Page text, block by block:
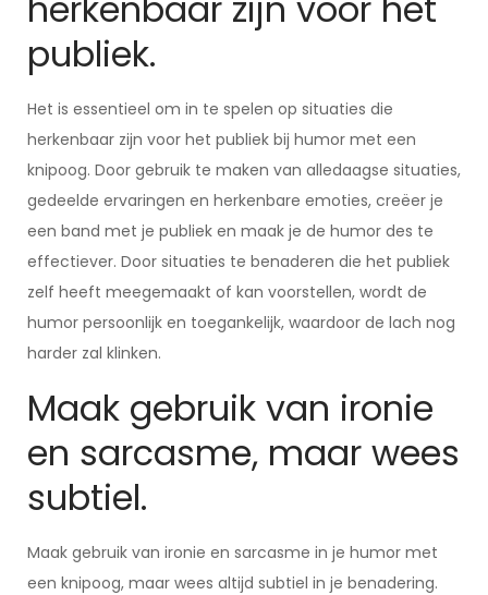
publiek.
Het is essentieel om in te spelen op situaties die
herkenbaar zijn voor het publiek bij humor met een
knipoog. Door gebruik te maken van alledaagse situaties,
gedeelde ervaringen en herkenbare emoties, creëer je
een band met je publiek en maak je de humor des te
effectiever. Door situaties te benaderen die het publiek
zelf heeft meegemaakt of kan voorstellen, wordt de
humor persoonlijk en toegankelijk, waardoor de lach nog
harder zal klinken.
Maak gebruik van ironie
en sarcasme, maar wees
subtiel.
Maak gebruik van ironie en sarcasme in je humor met
een knipoog, maar wees altijd subtiel in je benadering.